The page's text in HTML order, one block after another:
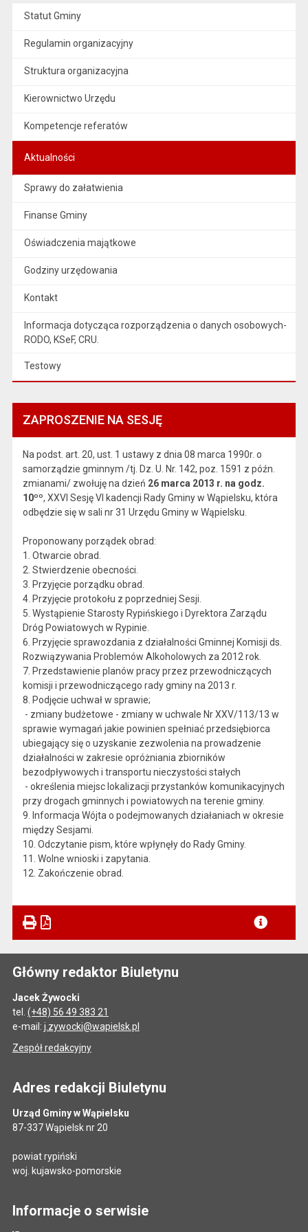
Statut Gminy
Regulamin organizacyjny
Struktura organizacyjna
Kierownictwo Urzędu
Kompetencje referatów
Aktualności
Sprawy do załatwienia
Finanse Gminy
Oświadczenia majątkowe
Godziny urzędowania
Kontakt
Informacja dotycząca rozporządzenia o danych osobowych-
RODO, KSeF, CRU.
Testowy
ZAPROSZENIE NA SESJĘ
Na podst. art. 20, ust. 1 ustawy z dnia 08 marca 1990r. o
samorządzie gminnym /tj. Dz. U. Nr. 142, poz. 1591 z późn.
zmianami/ zwołuję na dzień 26 marca 2013 r. na godz.
10ºº, XXVI Sesję VI kadencji Rady Gminy w Wąpielsku, która
odbędzie się w sali nr 31 Urzędu Gminy w Wąpielsku.
Proponowany porządek obrad:
1. Otwarcie obrad.
2. Stwierdzenie obecności.
3. Przyjęcie porządku obrad.
4. Przyjęcie protokołu z poprzedniej Sesji.
5. Wystąpienie Starosty Rypińskiego i Dyrektora Zarządu
Dróg Powiatowych w Rypinie.
6. Przyjęcie sprawozdania z działalności Gminnej Komisji ds.
Rozwiązywania Problemów Alkoholowych za 2012 rok.
7. Przedstawienie planów pracy przez przewodniczących
komisji i przewodniczącego rady gminy na 2013 r.
8. Podjęcie uchwał w sprawie;
- zmiany budżetowe - zmiany w uchwale Nr XXV/113/13 w
sprawie wymagań jakie powinien spełniać przedsiębiorca
ubiegający się o uzyskanie zezwolenia na prowadzenie
działalności w zakresie opróżniania zbiorników
bezodpływowych i transportu nieczystości stałych
- określenia miejsc lokalizacji przystanków komunikacyjnych
przy drogach gminnych i powiatowych na terenie gminy.
9. Informacja Wójta o podejmowanych działaniach w okresie
między Sesjami.
10. Odczytanie pism, które wpłynęły do Rady Gminy.
11. Wolne wnioski i zapytania.
12. Zakończenie obrad.
Główny redaktor Biuletynu
Jacek Żywocki
tel. (+48) 56 49 383 21
e-mail: j.zywocki@wapielsk.pl
Zespół redakcyjny
Adres redakcji Biuletynu
Urząd Gminy w Wąpielsku
87-337 Wąpielsk nr 20
powiat rypiński
woj. kujawsko-pomorskie
Informacje o serwisie